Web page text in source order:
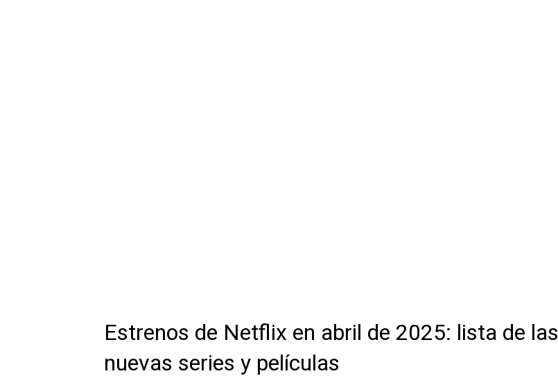
Estrenos de Netflix en abril de 2025: lista de las
nuevas series y películas